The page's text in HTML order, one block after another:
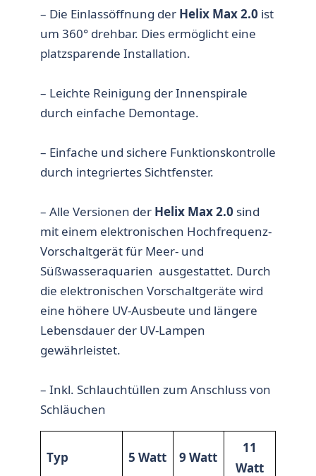
– Die Einlassöffnung der Helix Max 2.0 ist
um 360° drehbar. Dies ermöglicht eine
platzsparende Installation.
– Leichte Reinigung der Innenspirale
durch einfache Demontage.
– Einfache und sichere Funktionskontrolle
durch integriertes Sichtfenster.
– Alle Versionen der Helix Max 2.0 sind
mit einem elektronischen Hochfrequenz-
Vorschaltgerät für Meer- und
Süßwasseraquarien ausgestattet. Durch
die elektronischen Vorschaltgeräte wird
eine höhere UV-Ausbeute und längere
Lebensdauer der UV-Lampen
gewährleistet.
– Inkl. Schlauchtüllen zum Anschluss von
Schläuchen
Typ 5 Watt 9 Watt
11
Watt